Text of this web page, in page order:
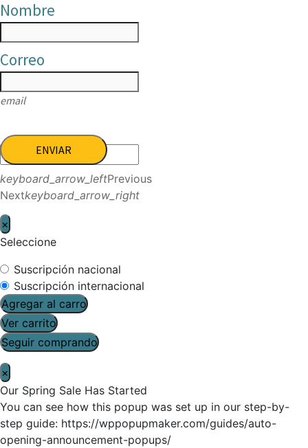
Nombre
Correo
email
ENVIAR
keyboard_arrow_leftPrevious
Nextkeyboard_arrow_right
×
Seleccione
Suscripción nacional
Suscripción internacional
Agregar al carro
Ver carrito
Seguir comprando
×
Our Spring Sale Has Started
You can see how this popup was set up in our step-by-
step guide: https://wppopupmaker.com/guides/auto-
opening-announcement-popups/